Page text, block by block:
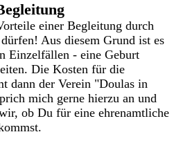
einer Begleitung durch
Aus diesem Grund ist es
Einzelfällen - eine Geburt
Die Kosten für die
dann der Verein "Doulas in
mich gerne hierzu an und
ob Du für eine ehrenamtliche